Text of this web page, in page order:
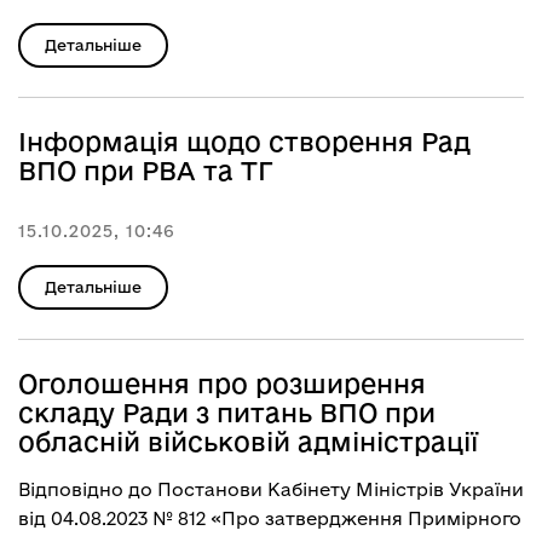
Детальніше
Інформація щодо створення Рад
ВПО при РВА та ТГ
15.10.2025, 10:46
Детальніше
Оголошення про розширення
складу Ради з питань ВПО при
обласній військовій адміністрації
Відповідно до Постанови Кабінету Міністрів України
від 04.08.2023 № 812 «Про затвердження Примірного